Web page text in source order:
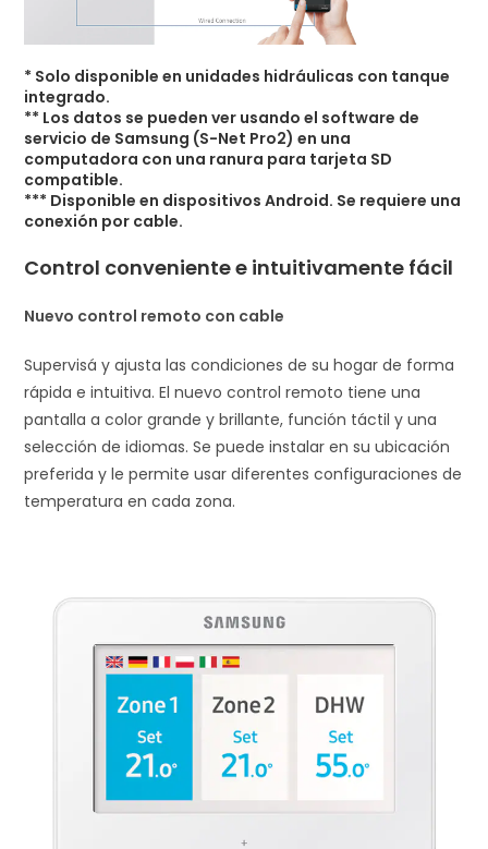
* Solo disponible en unidades hidráulicas con tanque
integrado.
** Los datos se pueden ver usando el software de
servicio de Samsung (S-Net Pro2) en una
computadora con una ranura para tarjeta SD
compatible.
*** Disponible en dispositivos Android. Se requiere una
conexión por cable.
Control conveniente e intuitivamente fácil
Nuevo control remoto con cable
Supervisá y ajusta las condiciones de su hogar de forma
rápida e intuitiva. El nuevo control remoto tiene una
pantalla a color grande y brillante, función táctil y una
selección de idiomas. Se puede instalar en su ubicación
preferida y le permite usar diferentes configuraciones de
temperatura en cada zona.